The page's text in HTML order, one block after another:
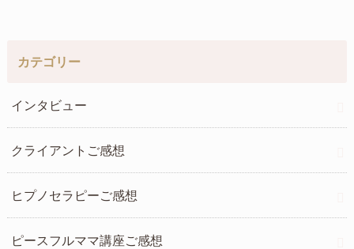
カテゴリー
インタビュー
クライアントご感想
ヒプノセラピーご感想
ピースフルママ講座ご感想